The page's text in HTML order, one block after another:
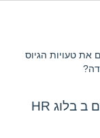
את טעויות הגיוס
ב בלוג HR